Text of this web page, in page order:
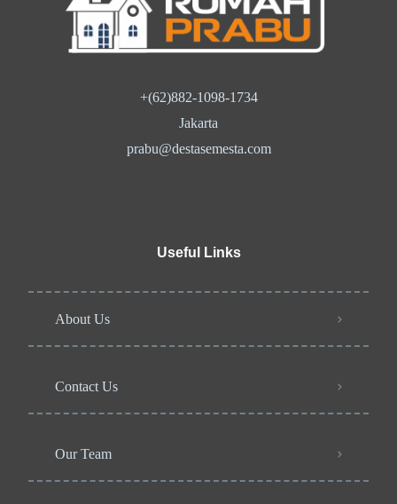
+(62)882-1098-1734
Jakarta
prabu@destasemesta.com
Useful Links
About Us
Contact Us
Our Team